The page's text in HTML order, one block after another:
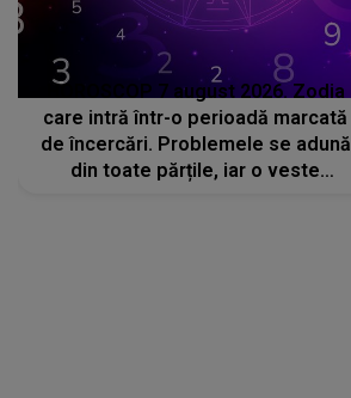
HOROSCOP 7 august 2026. Zodia
care intră într-o perioadă marcată
de încercări. Problemele se adună
din toate părțile, iar o veste